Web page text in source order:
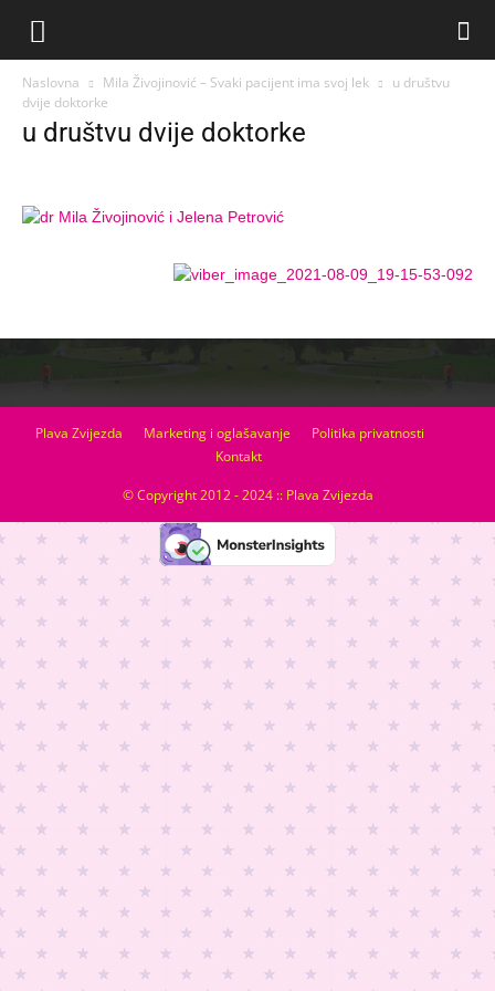
Naslovna Mila Živojinović – Svaki pacijent ima svoj lek
u društvu
dvije doktorke
u društvu dvije doktorke
Plava Zvijezda Marketing i oglašavanje
Politika privatnosti
Kontakt
© Copyright 2012 - 2024 :: Plava Zvijezda